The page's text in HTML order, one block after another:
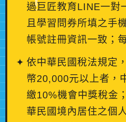
過巨匠教育LINE一對
且學習問券所填之手
帳號註冊資訊一致；
依中華民國稅法規定
幣20,000元以上者，
繳10%機會中獎稅金
華民國境內居住之個